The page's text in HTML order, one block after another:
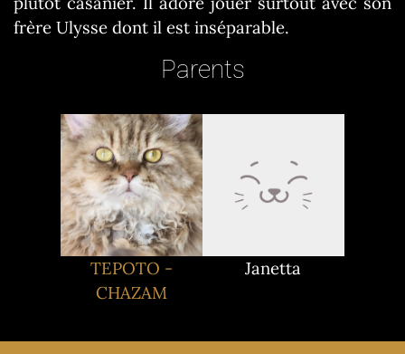
frère Ulysse dont il est inséparable.
Parents
TEPOTO -
CHAZAM
Janetta